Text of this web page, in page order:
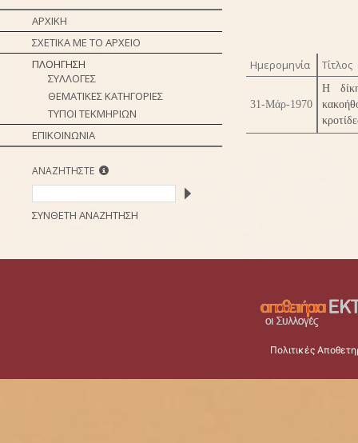
ΑΡΧΙΚΗ
ΣΧΕΤΙΚΑ ΜΕ ΤΟ ΑΡΧΕΙΟ
ΠΛΟΗΓΗΣΗ
ΣΥΛΛΟΓΕΣ
ΘΕΜΑΤΙΚΕΣ ΚΑΤΗΓΟΡΙΕΣ
ΤΥΠΟΙ ΤΕΚΜΗΡΙΩΝ
ΕΠΙΚΟΙΝΩΝΙΑ
ΑΝΑΖΗΤΗΣΤΕ
ΣΥΝΘΕΤΗ ΑΝΑΖΗΤΗΣΗ
Ημερομηνία Τίτλος
31-Μάρ-1970
Η